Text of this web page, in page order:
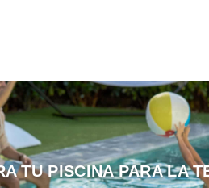
TU PISCINA PARA LA